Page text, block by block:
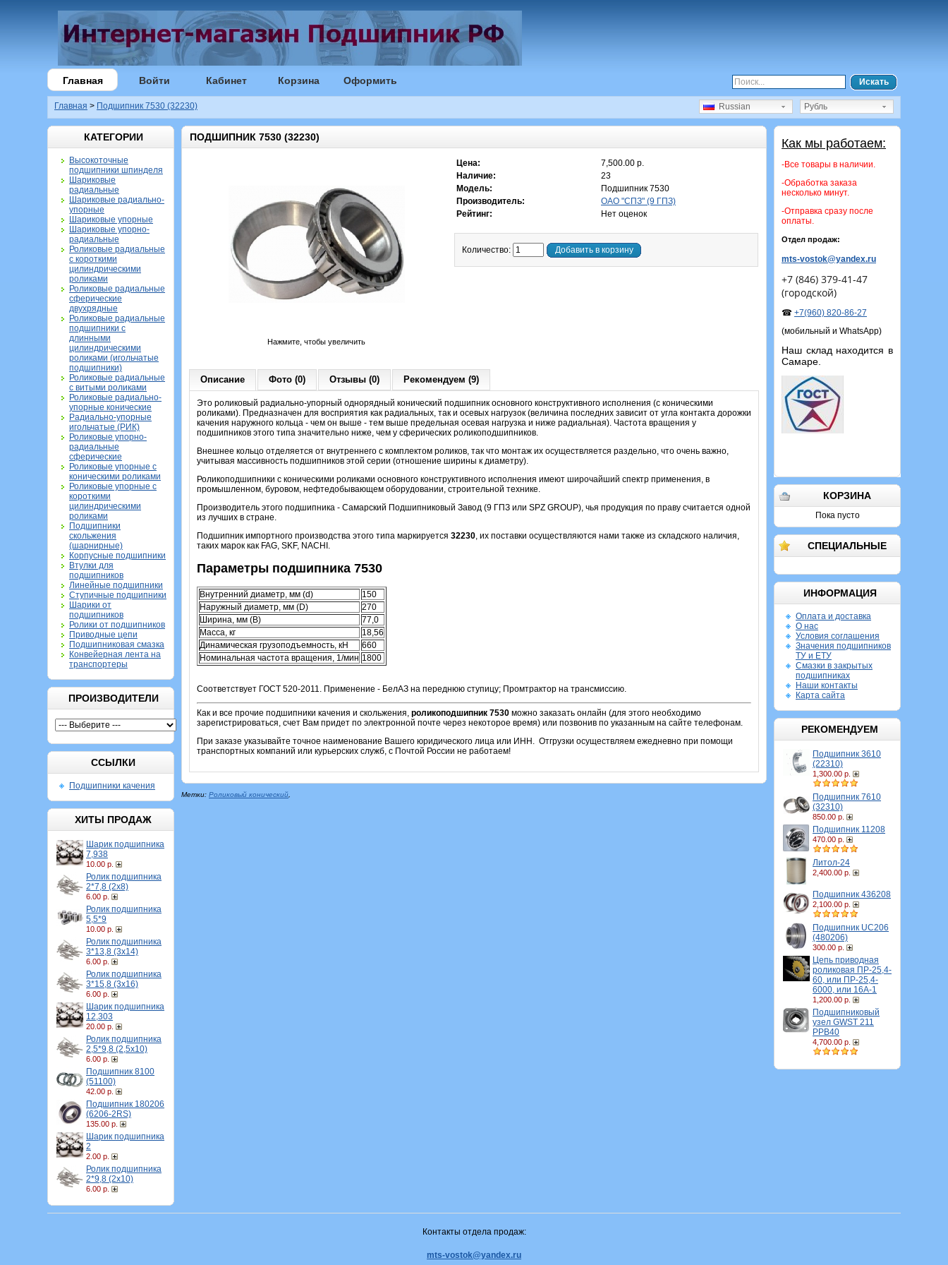
Главная Войти Кабинет Корзина Оформить Искать
Главная > Подшипник 7530 (32230) Рубль
Russian
КАТЕГОРИИ
Высокоточные
подшипники шпинделя
Шариковые
радиальные
Шариковые радиально-
упорные
Шариковые упорные
Шариковые упорно-
радиальные
Роликовые радиальные
с короткими
цилиндрическими
роликами
Роликовые радиальные
сферические
двухрядные
Роликовые радиальные
подшипники с
длинными
цилиндрическими
роликами (игольчатые
подшипники)
Роликовые радиальные
с витыми роликами
Роликовые радиально-
упорные конические
Радиально-упорные
игольчатые (РИК)
Роликовые упорно-
радиальные
сферические
Роликовые упорные с
коническими роликами
Роликовые упорные с
короткими
цилиндрическими
роликами
Подшипники
скольжения
(шарнирные)
Корпусные подшипники
Втулки для
подшипников
Линейные подшипники
Ступичные подшипники
Шарики от
подшипников
Ролики от подшипников
Приводные цепи
Подшипниковая смазка
Конвейерная лента на
транспортеры
ПРОИЗВОДИТЕЛИ
ССЫЛКИ
Подшипники качения
ХИТЫ ПРОДАЖ
Шарик подшипника
7,938
10.00 р.
Ролик подшипника
2*7,8 (2х8)
6.00 р.
Ролик подшипника
5,5*9
10.00 р.
Ролик подшипника
3*13,8 (3х14)
6.00 р.
Ролик подшипника
3*15,8 (3х16)
6.00 р.
Шарик подшипника
12,303
20.00 р.
Ролик подшипника
2,5*9,8 (2,5х10)
6.00 р.
Подшипник 8100
(51100)
42.00 р.
Подшипник 180206
(6206-2RS)
135.00 р.
Шарик подшипника
2
2.00 р.
Ролик подшипника
2*9,8 (2х10)
6.00 р.
Как мы работаем:
-Все товары в наличии.
-Обработка заказа
несколько минут.
-Отправка сразу после
оплаты.
Отдел продаж:
mts-vostok@yandex.ru
+7 (846) 379-41-47
(городской)
☎ +7(960) 820-86-27
(мобильный и WhatsApp)
Наш склад находится в
Самаре.
КОРЗИНА
Пока пусто
СПЕЦИАЛЬНЫЕ
ИНФОРМАЦИЯ
Оплата и доставка
О нас
Условия соглашения
Значения подшипников
ТУ и ЕТУ
Смазки в закрытых
подшипниках
Наши контакты
Карта сайта
РЕКОМЕНДУЕМ
Подшипник 3610
(22310)
1,300.00 р.
Подшипник 7610
(32310)
850.00 р.
Подшипник 11208
470.00 р.
Литол-24
2,400.00 р.
Подшипник 436208
2,100.00 р.
Подшипник UC206
(480206)
300.00 р.
Цепь приводная
роликовая ПР-25,4-
60, или ПР-25,4-
6000, или 16A-1
1,200.00 р.
Подшипниковый
узел GWST 211
PPB40
4,700.00 р.
ПОДШИПНИК 7530 (32230)
Нажмите, чтобы увеличить
Цена:
7,500.00 р.
Наличие:
23
Модель:
Подшипник 7530
Производитель:
ОАО "СПЗ" (9 ГПЗ)
Рейтинг:
Нет оценок
Количество: Добавить в корзину
Описание Фото (0) Отзывы (0) Рекомендуем (9)
Это роликовый радиально-упорный однорядный конический подшипник основного конструктивного исполнения (с коническими
роликами). Предназначен для восприятия как радиальных, так и осевых нагрузок (величина последних зависит от угла контакта дорожки
качения наружного кольца - чем он выше - тем выше предельная осевая нагрузка и ниже радиальная). Частота вращения у
подшипников этого типа значительно ниже, чем у сферических роликоподшипников.
Внешнее кольцо отделяется от внутреннего с комплектом роликов, так что монтаж их осуществляется раздельно, что очень важно,
учитывая массивность подшипников этой серии (отношение ширины к диаметру).
Роликоподшипники с коническими роликами основного конструктивного исполнения имеют широчайший спектр применения, в
промышленном, буровом, нефтедобывающем оборудовании, строительной технике.
Производитель этого подшипника - Самарский Подшипниковый Завод (9 ГПЗ или SPZ GROUP), чья продукция по праву считается одной
из лучших в стране.
Подшипник импортного производства этого типа маркируется 32230, их поставки осуществляются нами также из складского наличия,
таких марок как FAG, SKF, NACHI.
Параметры подшипника 7530
Внутренний диаметр, мм (d)
150
Наружный диаметр, мм (D)
270
Ширина, мм (B)
77,0
Масса, кг
18,56
Динамическая грузоподъемность, кН
660
Номинальная частота вращения, 1/мин 1800
Соответствует ГОСТ 520-2011. Применение - БелАЗ на переднюю ступицу; Промтрактор на трансмиссию.
Как и все прочие подшипники качения и скольжения, роликоподшипник 7530 можно заказать онлайн (для этого необходимо
зарегистрироваться, счет Вам придет по электронной почте через некоторое время) или позвонив по указанным на сайте телефонам.
При заказе указывайте точное наименование Вашего юридического лица или ИНН. Отгрузки осуществляем ежедневно при помощи
транспортных компаний или курьерских служб, с Почтой России не работаем!
Метки: Роликовый конический
Контакты отдела продаж:
mts-vostok@yandex.ru